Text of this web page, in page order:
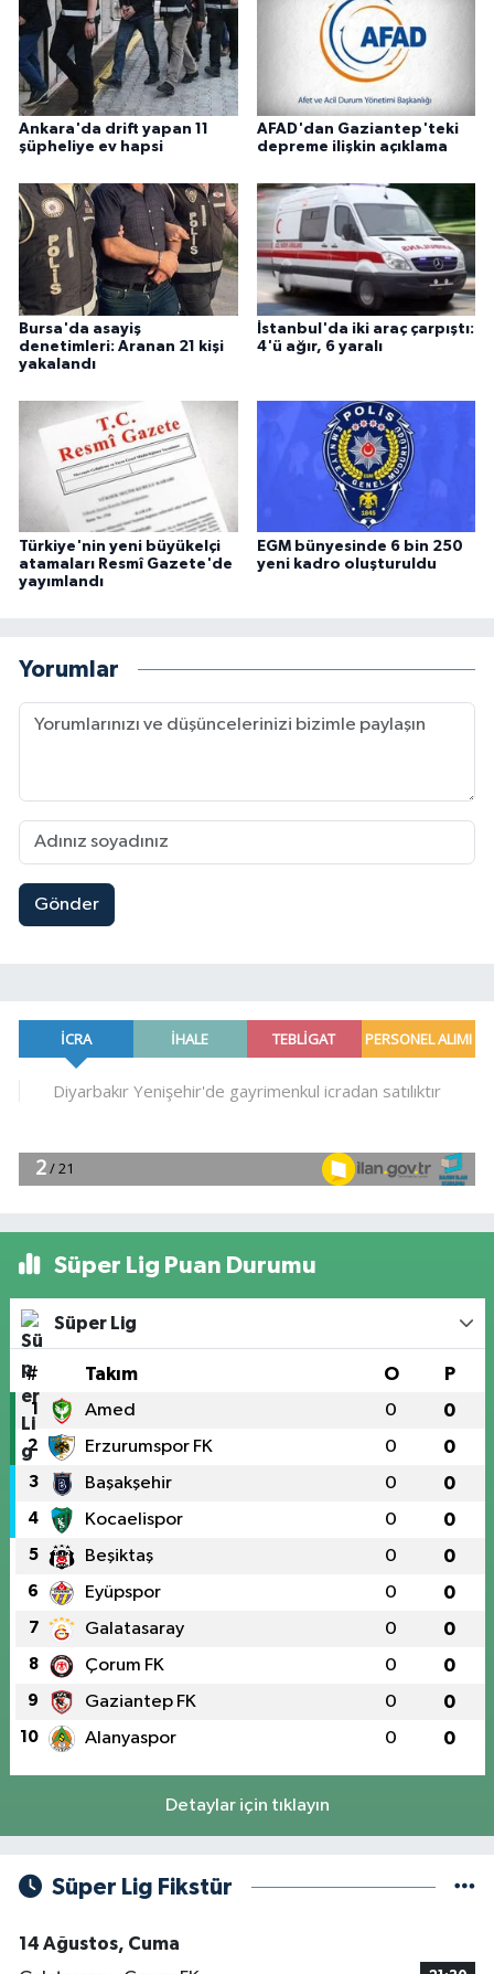
Ankara'da drift yapan 11
şüpheliye ev hapsi
AFAD'dan Gaziantep'teki
depreme ilişkin açıklama
Bursa'da asayiş
denetimleri: Aranan 21 kişi
yakalandı
İstanbul'da iki araç çarpıştı:
4'ü ağır, 6 yaralı
Türkiye'nin yeni büyükelçi
atamaları Resmî Gazete'de
yayımlandı
EGM bünyesinde 6 bin 250
yeni kadro oluşturuldu
Yorumlar
Gönder
Süper Lig Puan Durumu
Süper Lig
# Takım O P
1 Amed 0 0
2 Erzurumspor FK 0 0
3 Başakşehir 0 0
4 Kocaelispor 0 0
5 Beşiktaş 0 0
6 Eyüpspor 0 0
7 Galatasaray 0 0
8 Çorum FK 0 0
9 Gaziantep FK 0 0
10 Alanyaspor 0 0
Detaylar için tıklayın
Süper Lig Fikstür
14 Ağustos, Cuma